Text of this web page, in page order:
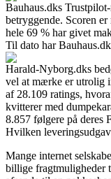
Bauhaus.dks
betryggende. Scoren
hele 69 % har givet
Til dato har
Harald-Nyborg.dks
vel at mærke er utrolig
af 28.109 ratings,
kvitterer med
8.857 følgere på deres
Hvilken
Mange internet
billige fragtmuligheder